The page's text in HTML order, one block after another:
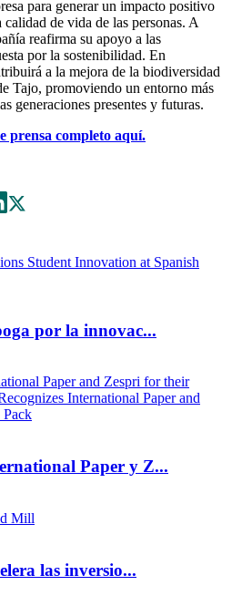
para generar un impacto positivo
de vida de las personas. A
reafirma su apoyo a las
por la sostenibilidad. En
a la mejora de la biodiversidad
Tajo, promoviendo un entorno más
generaciones presentes y futuras.
prensa completo aquí.
por la innovac...
Paper y Z...
las inversio...